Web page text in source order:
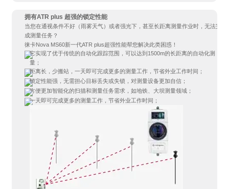
拥有ATR plus 超强的锁定性能
当您在通视条件不好（雨雾天气）或者强光下，甚至长距离测量作业时，无法完
成测量任务？
徕卡Nova MS60新一代ATR plus超强性能帮您解决此类困惑！
它实现了优于传统的自动化跟踪范围，可以达到1500m的长距离的自动化测
量；
距离长，少搬站，一天即可完成更多的测量工作，节省外业工作时间；
锁定性能强，无需担心目标丢失或失锁，对测量设备更加自信；
方便更加智能化的扫描和测量任务需求，如地铁、大坝测量领域；
一天即可完成更多的测量工作，节省外业工作时间；